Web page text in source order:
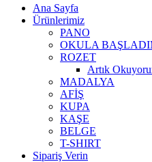
Ana Sayfa
Ürünlerimiz
PANO
OKULA
ROZET
Artık
MADALYA
AFİŞ
KUPA
KAŞE
BELGE
T-SHIRT
Sipariş Verin